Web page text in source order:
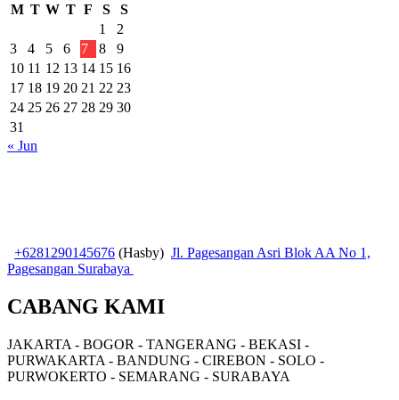
M T W T F S
S
1
2
3
4 5 6 7 8
9
10 11 12 13 14 15 16
17 18 19 20 21 22 23
24 25 26 27 28 29 30
31
« Jun
+6281290145676 (Hasby) Jl. Pagesangan Asri Blok AA No 1,
Pagesangan Surabaya
CABANG KAMI
JAKARTA - BOGOR - TANGERANG - BEKASI -
PURWAKARTA - BANDUNG - CIREBON - SOLO -
PURWOKERTO - SEMARANG - SURABAYA